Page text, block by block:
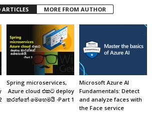
ARTICLES MORE FROM AUTHOR
Spring microservices,
Azure cloud එකට deploy
කරන්නේ මෙහෙමයි -Part 1
Microsoft Azure AI
Fundamentals: Detect
and analyze faces with
the Face service